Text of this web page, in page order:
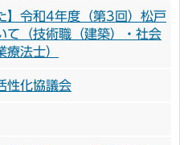
】令和4年度（第3回）松戸
て（技術職（建築）・社会
法士）
性化協議会